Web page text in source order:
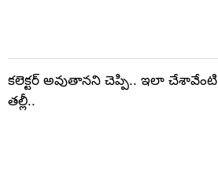
కలెక్టర్‌ అవుతానని చెప్పి.. ఇలా చేశావేంటి
తల్లీ..